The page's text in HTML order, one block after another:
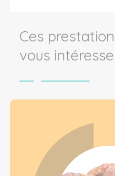
Ces
vous